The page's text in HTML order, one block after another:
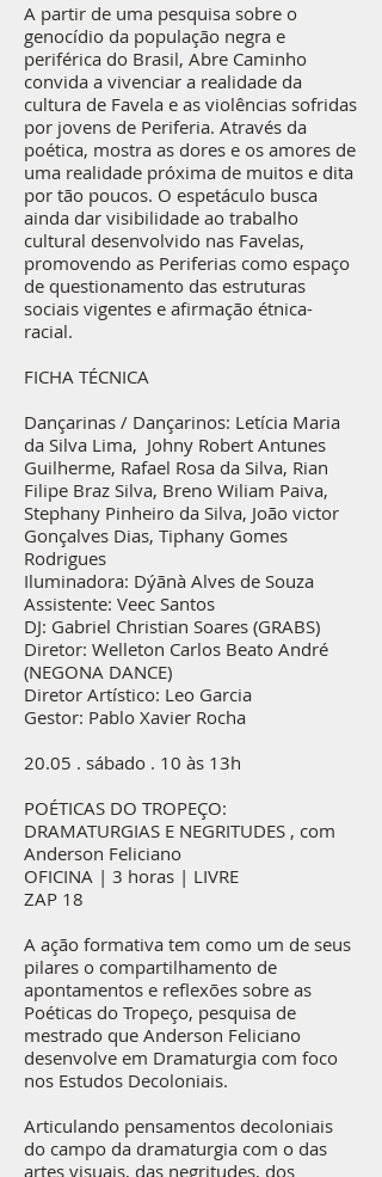
A partir de uma pesquisa sobre o
genocídio da população negra e
periférica do Brasil, Abre Caminho
convida a vivenciar a realidade da
cultura de Favela e as violências sofridas
por jovens de Periferia. Através da
poética, mostra as dores e os amores de
uma realidade próxima de muitos e dita
por tão poucos. O espetáculo busca
ainda dar visibilidade ao trabalho
cultural desenvolvido nas Favelas,
promovendo as Periferias como espaço
de questionamento das estruturas
sociais vigentes e afirmação étnica-
racial.
FICHA TÉCNICA
Dançarinas / Dançarinos: Letícia Maria
da Silva Lima, Johny Robert Antunes
Guilherme, Rafael Rosa da Silva, Rian
Filipe Braz Silva, Breno Wiliam Paiva,
Stephany Pinheiro da Silva, João victor
Gonçalves Dias, Tiphany Gomes
Rodrigues
Iluminadora: Dýãnà Alves de Souza
Assistente: Veec Santos
DJ: Gabriel Christian Soares (GRABS)
Diretor: Welleton Carlos Beato André
(NEGONA DANCE)
Diretor Artístico: Leo Garcia
Gestor: Pablo Xavier Rocha
20.05 . sábado . 10 às 13h
POÉTICAS DO TROPEÇO:
DRAMATURGIAS E NEGRITUDES , com
Anderson Feliciano
OFICINA | 3 horas | LIVRE
ZAP 18
A ação formativa tem como um de seus
pilares o compartilhamento de
apontamentos e reflexões sobre as
Poéticas do Tropeço, pesquisa de
mestrado que Anderson Feliciano
desenvolve em Dramaturgia com foco
nos Estudos Decoloniais.
Articulando pensamentos decoloniais
do campo da dramaturgia com o das
artes visuais, das negritudes, dos